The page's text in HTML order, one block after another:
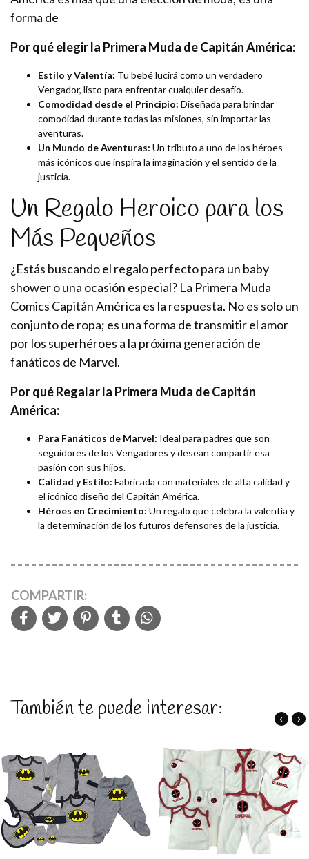
forma de
Por qué elegir la Primera Muda de Capitán América:
Estilo y Valentía: Tu bebé lucirá como un verdadero
Vengador, listo para enfrentar cualquier desafío.
Comodidad desde el Principio: Diseñada para brindar
comodidad durante todas las misiones, sin importar las
aventuras.
Un Mundo de Aventuras: Un tributo a uno de los héroes
más icónicos que inspira la imaginación y el sentido de la
justicia.
Un Regalo Heroico para los
Más Pequeños
¿Estás buscando el regalo perfecto para un baby
shower o una ocasión especial? La Primera Muda
Comics Capitán América es la respuesta. No es solo un
conjunto de ropa; es una forma de transmitir el amor
por los superhéroes a la próxima generación de
fanáticos de Marvel.
Por qué Regalar la Primera Muda de Capitán
América:
Para Fanáticos de Marvel: Ideal para padres que son
seguidores de los Vengadores y desean compartir esa
pasión con sus hijos.
Calidad y Estilo: Fabricada con materiales de alta calidad y
el icónico diseño del Capitán América.
Héroes en Crecimiento: Un regalo que celebra la valentía y
la determinación de los futuros defensores de la justicia.
COMPARTIR:
También te puede interesar: ‹ ›